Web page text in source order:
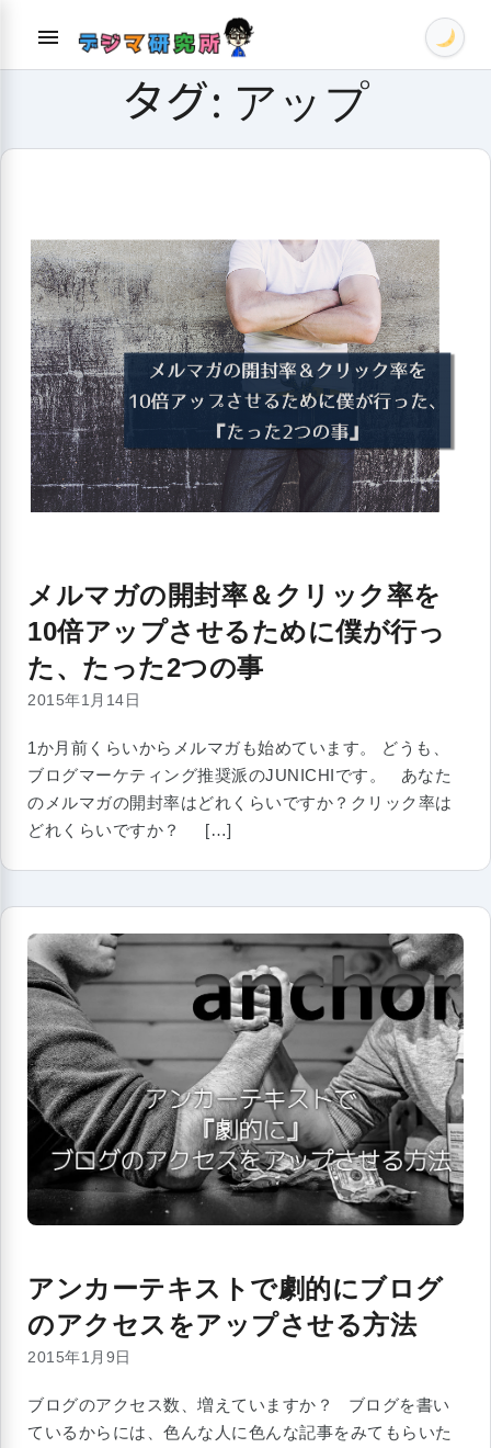
menu
タグ: アップ
メルマガの開封率＆クリック率を
10倍アップさせるために僕が行っ
た、たった2つの事
2015年1月14日
1か月前くらいからメルマガも始めています。 どうも、
ブログマーケティング推奨派のJUNICHIです。 あなた
のメルマガの開封率はどれくらいですか？クリック率は
どれくらいですか？ […]
アンカーテキストで劇的にブログ
のアクセスをアップさせる方法
2015年1月9日
ブログのアクセス数、増えていますか？ ブログを書い
ているからには、色んな人に色んな記事をみてもらいた